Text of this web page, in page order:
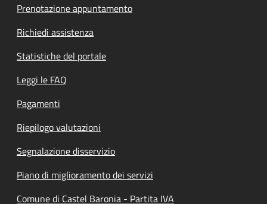
Prenotazione appuntamento
Richiedi assistenza
Statistiche del portale
Leggi le FAQ
Pagamenti
Riepilogo valutazioni
Segnalazione disservizio
Piano di miglioramento dei servizi
Comune di Castel Baronia - Partita IVA